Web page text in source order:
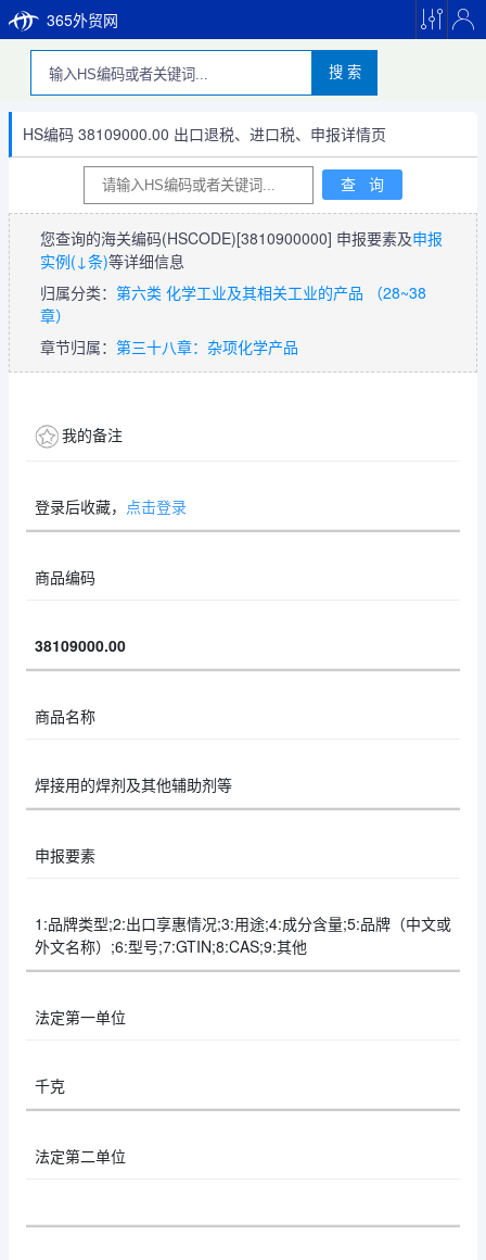
365外贸网
搜 索
HS编码 38109000.00 出口退税、进口税、申报详情页
您查询的海关编码(HSCODE)[3810900000] 申报要素及申报
实例(↓条)等详细信息
归属分类： 第六类 化学工业及其相关工业的产品 （28~38
章）
章节归属： 第三十八章：杂项化学产品
我的备注
登录后收藏， 点击登录
商品编码
38109000.00
商品名称
焊接用的焊剂及其他辅助剂等
申报要素
1:品牌类型;2:出口享惠情况;3:用途;4:成分含量;5:品牌（中文或
外文名称）;6:型号;7:GTIN;8:CAS;9:其他
法定第一单位
千克
法定第二单位